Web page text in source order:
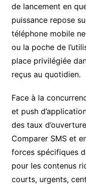
de lancement en
puissance repose
téléphone mobile
ou la poche de
place privilégiée
reçus au quotidien.
Face à la
et push
des taux
Comparer SMS et
forces spécifiques
pour les contenus
courts, urgents,